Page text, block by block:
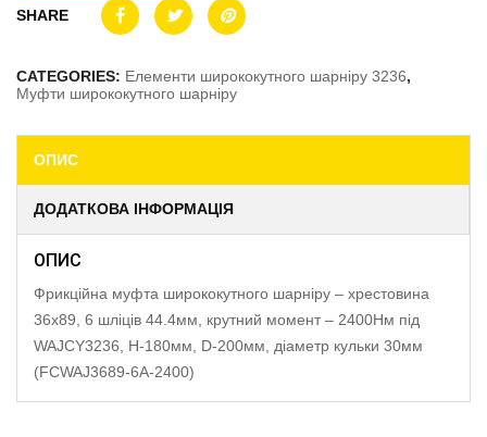
SHARE
CATEGORIES: Елементи ширококутного шарніру 3236,
Муфти ширококутного шарніру
ОПИС
ДОДАТКОВА ІНФОРМАЦІЯ
ОПИС
Фрикційна муфта ширококутного шарніру – хрестовина
36х89, 6 шліців 44.4мм, крутний момент – 2400Нм під
WAJCY3236, H-180мм, D-200мм, діаметр кульки 30мм
(FCWAJ3689-6A-2400)